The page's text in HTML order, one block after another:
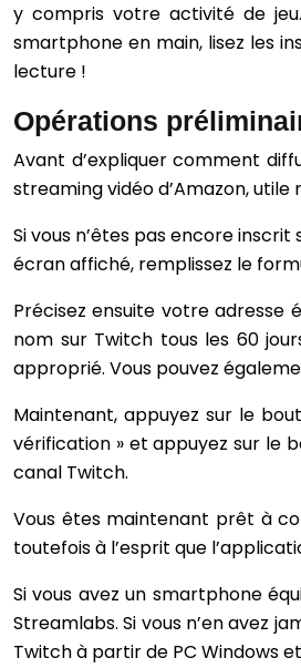
y compris votre activité de
smartphone en main, lisez les
lecture !
Opérations
Avant d’expliquer comment
streaming vidéo d’Amazon,
Si vous n’êtes pas encore
écran affiché, remplissez le
Précisez ensuite votre
nom sur Twitch tous les 60
approprié. Vous pouvez
Maintenant, appuyez sur le
vérification » et appuyez sur le
canal Twitch.
Vous êtes maintenant prêt à
toutefois à l’esprit que
Si vous avez un smartphone
Streamlabs. Si vous n’en avez
Twitch à partir de PC Windows